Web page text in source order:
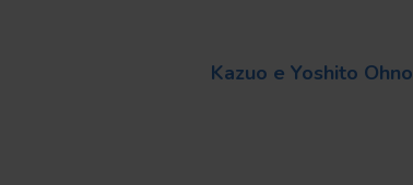
Kazuo e Yoshito Ohno